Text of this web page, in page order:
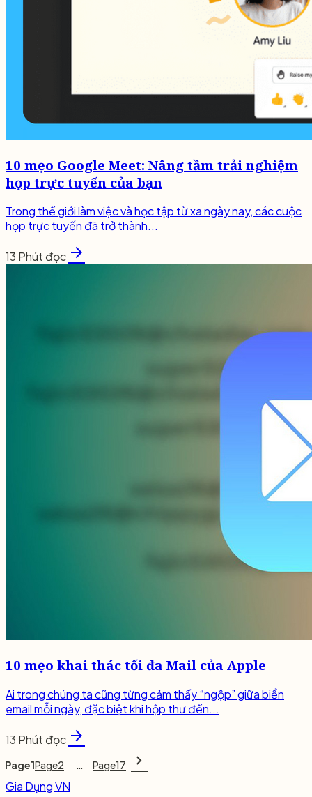
10 mẹo Google Meet: Nâng tầm trải nghiệm
họp trực tuyến của bạn
Trong thế giới làm việc và học tập từ xa ngày nay, các cuộc
họp trực tuyến đã trở thành...
13 Phút đọc arrow_forward
10 mẹo khai thác tối đa Mail của Apple
Ai trong chúng ta cũng từng cảm thấy “ngộp” giữa biển
email mỗi ngày, đặc biệt khi hộp thư đến...
13 Phút đọc arrow_forward
Page1Page2 … Page17 chevron_right
Gia Dụng VN